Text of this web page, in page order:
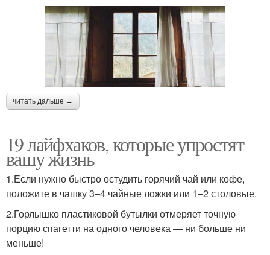
читать дальше →
19 лайфхаков, которые упростят
вашу жизнь
1.Если нужно быстро остудить горячий чай или кофе,
положите в чашку 3–4 чайные ложки или 1–2 столовые.
2.Горлышко пластиковой бутылки отмеряет точную
порцию спагетти на одного человека — ни больше ни
меньше!